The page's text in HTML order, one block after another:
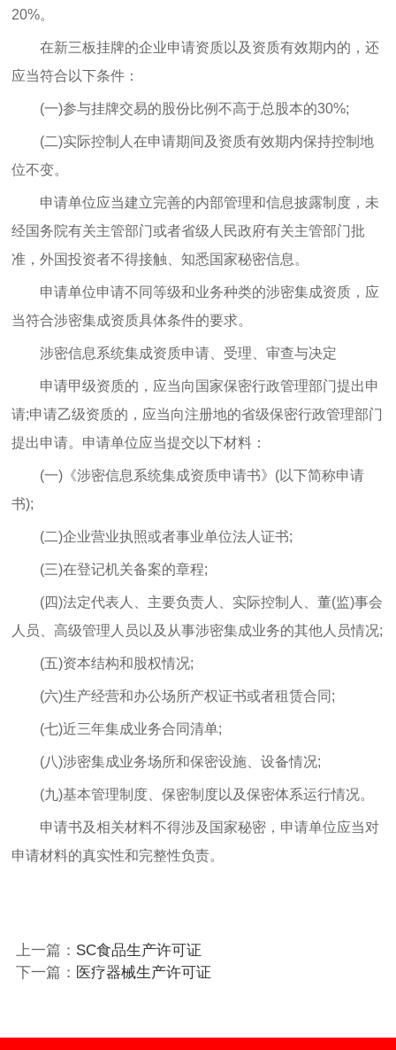
20%。
在新三板挂牌的企业申请资质以及资质有效期内的，还
应当符合以下条件：
(一)参与挂牌交易的股份比例不高于总股本的30%;
(二)实际控制人在申请期间及资质有效期内保持控制地
位不变。
申请单位应当建立完善的内部管理和信息披露制度，未
经国务院有关主管部门或者省级人民政府有关主管部门批
准，外国投资者不得接触、知悉国家秘密信息。
申请单位申请不同等级和业务种类的涉密集成资质，应
当符合涉密集成资质具体条件的要求。
涉密信息系统集成资质申请、受理、审查与决定
申请甲级资质的，应当向国家保密行政管理部门提出申
请;申请乙级资质的，应当向注册地的省级保密行政管理部门
提出申请。申请单位应当提交以下材料：
(一)《涉密信息系统集成资质申请书》(以下简称申请
书);
(二)企业营业执照或者事业单位法人证书;
(三)在登记机关备案的章程;
(四)法定代表人、主要负责人、实际控制人、董(监)事会
人员、高级管理人员以及从事涉密集成业务的其他人员情况;
(五)资本结构和股权情况;
(六)生产经营和办公场所产权证书或者租赁合同;
(七)近三年集成业务合同清单;
(八)涉密集成业务场所和保密设施、设备情况;
(九)基本管理制度、保密制度以及保密体系运行情况。
申请书及相关材料不得涉及国家秘密，申请单位应当对
申请材料的真实性和完整性负责。
上一篇： SC食品生产许可证
下一篇： 医疗器械生产许可证